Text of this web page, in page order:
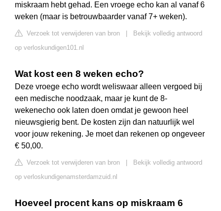
miskraam hebt gehad. Een vroege echo kan al vanaf 6
weken (maar is betrouwbaarder vanaf 7+ weken).
Verzoek tot verwijderen van bron
Bekijk volledig antwoord
op verloskundigen101.nl
Wat kost een 8 weken echo?
Deze vroege echo wordt weliswaar alleen vergoed bij
een medische noodzaak, maar je kunt de 8-
wekenecho ook laten doen omdat je gewoon heel
nieuwsgierig bent. De kosten zijn dan natuurlijk wel
voor jouw rekening. Je moet dan rekenen op ongeveer
€ 50,00.
Verzoek tot verwijderen van bron
Bekijk volledig antwoord
op verloskundigenamsterdamzuid.nl
Hoeveel procent kans op miskraam 6